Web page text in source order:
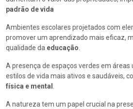
padrão de vida
Ambientes escolares projetados com
promover um aprendizado mais eficaz,
qualidade da educação
A presença de espaços verdes em áreas
estilos de vida mais ativos e saudáveis,
física e mental
A natureza tem um papel crucial na